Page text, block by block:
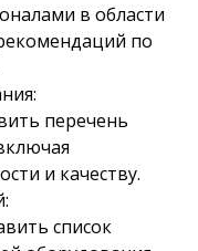
в области
по
перечень
и качеству.
список
для
в
08/2026 15:27
уже приехал в
в Алматы. С